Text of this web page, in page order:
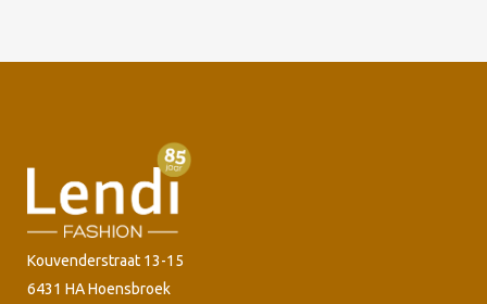
Kouvenderstraat 13-15
6431 HA Hoensbroek